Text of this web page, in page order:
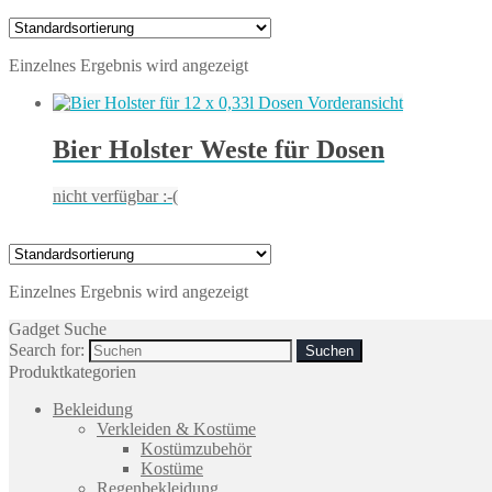
Einzelnes Ergebnis wird angezeigt
Bier Holster Weste für Dosen
nicht verfügbar :-(
Einzelnes Ergebnis wird angezeigt
Gadget Suche
Search for:
Produktkategorien
Bekleidung
Verkleiden & Kostüme
Kostümzubehör
Kostüme
Regenbekleidung